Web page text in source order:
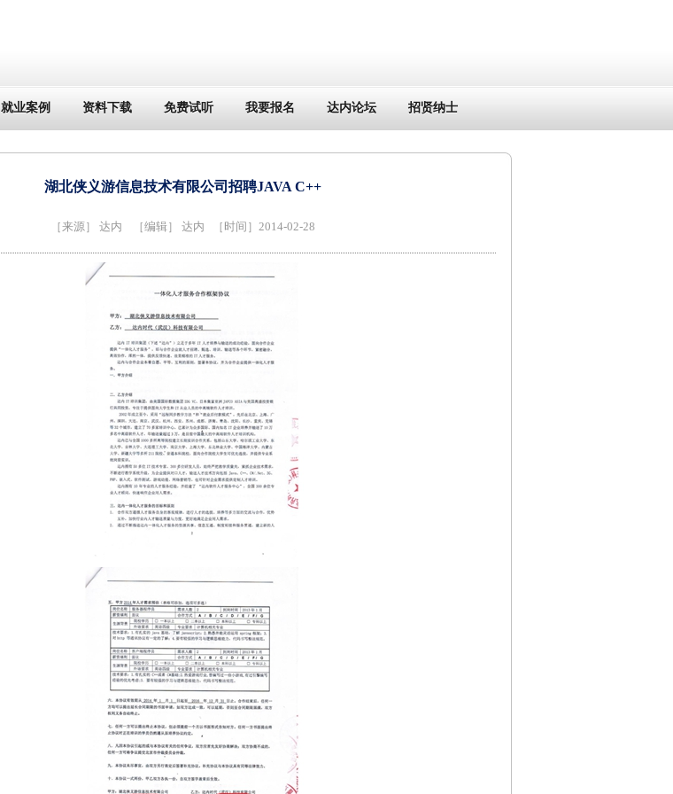
就业案例 资料下载 免费试听 我要报名 达内论坛 招贤纳士
湖北侠义游信息技术有限公司招聘JAVA C++
［来源］ 达内 ［编辑］ 达内 ［时间］2014-02-28